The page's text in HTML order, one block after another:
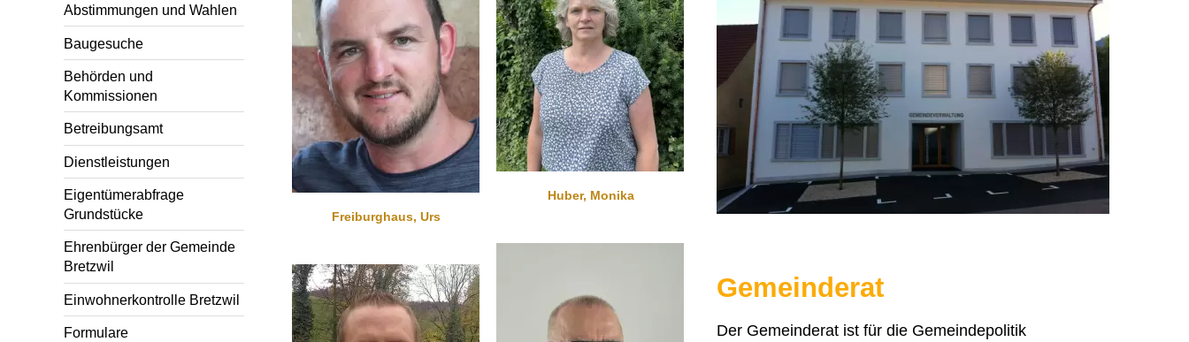
Abstimmungen und Wahlen
Baugesuche
Behörden und
Kommissionen
Betreibungsamt
Dienstleistungen
Eigentümerabfrage
Grundstücke
Ehrenbürger der Gemeinde
Bretzwil
Einwohnerkontrolle Bretzwil
Formulare
Freiburghaus, Urs
Huber, Monika
Gemeinderat
Der Gemeinderat ist für die Gemeindepolitik